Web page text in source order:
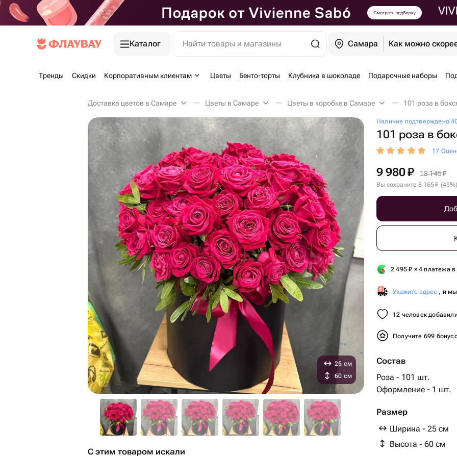
Каталог Найти товары и магазины Самара Как можно
Тренды Скидки Корпоративным клиентам Цветы Бенто-торты Клубника в шоколаде Подарочные наборы
Доставка цветов в Самаре Цветы в Самаре Цветы в коробке в Самаре 101 роза в
Наличие подтверждено
101 роза в
17
9 980₽ 18 145₽
Вы сохраните 8 165₽ (45%)
2 495₽ × 4 платежа
Укажите адрес , и мы
12 человек
Получите 699
Состав
Роза - 101 шт.
Оформление - 1 шт.
Размер
Ширина - 25 см
Высота - 60 см
25 см
60 см
С этим товаром искали